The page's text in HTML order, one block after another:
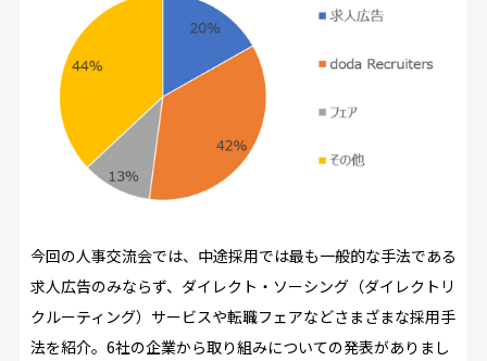
今回の人事交流会では、中途採用では最も一般的な手法である
求人広告のみならず、ダイレクト・ソーシング（ダイレクトリ
クルーティング）サービスや転職フェアなどさまざまな採用手
法を紹介。6社の企業から取り組みについての発表がありまし